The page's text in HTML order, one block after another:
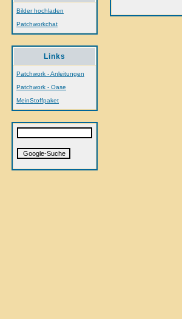
Bilder hochladen
Patchworkchat
Links
Patchwork - Anleitungen
Patchwork - Oase
MeinStoffpaket